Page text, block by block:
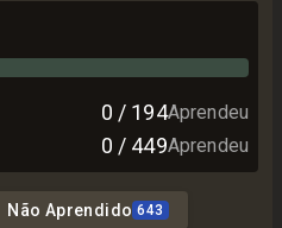
0 / 194Aprendeu
0 / 449Aprendeu
Não Aprendido 643